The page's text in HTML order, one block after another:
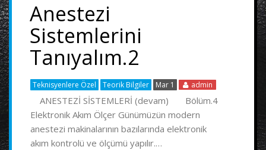
Anestezi
Sistemlerini
Tanıyalım.2
Teknisyenlere Özel Teorik Bilgiler Mar 1 admin
ANESTEZİ SİSTEMLERİ (devam) Bölüm.4
Elektronik Akım Ölçer Günümüzün modern
anestezi makinalarının bazılarında elektronik
akım kontrolü ve ölçümü yapılır.…